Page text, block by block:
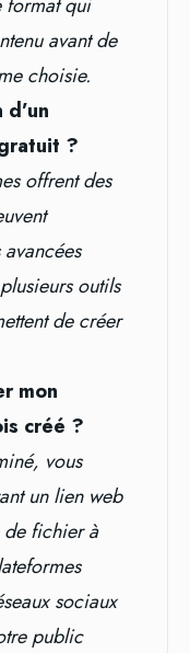
format qui
avant de
choisie.
?
offrent des
outils
de créer
mon
créé ?
vous
un lien web
de fichier à
sociaux
public